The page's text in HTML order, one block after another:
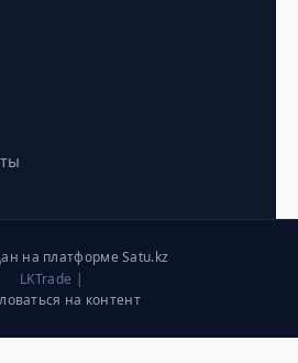
на платформе Satu.kz
LKTrade |
на контент